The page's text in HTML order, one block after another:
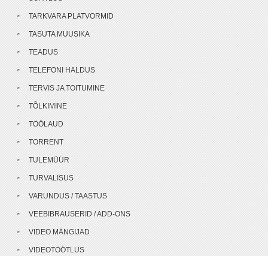
TARKVARA PLATVORMID
TASUTA MUUSIKA
TEADUS
TELEFONI HALDUS
TERVIS JA TOITUMINE
TÕLKIMINE
TÖÖLAUD
TORRENT
TULEMÜÜR
TURVALISUS
VARUNDUS / TAASTUS
VEEBIBRAUSERID / ADD-ONS
VIDEO MÄNGIJAD
VIDEOTÖÖTLUS